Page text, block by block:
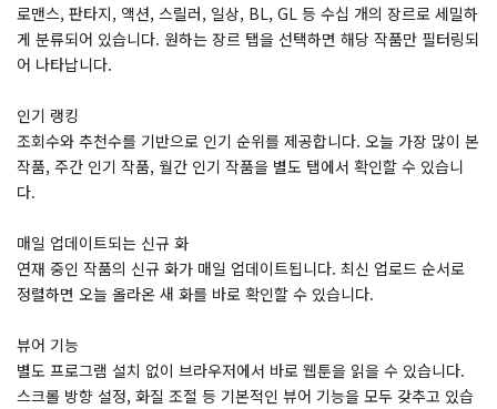
로맨스, 판타지, 액션, 스릴러, 일상, BL, GL 등 수십 개의 장르로 세밀하
게 분류되어 있습니다. 원하는 장르 탭을 선택하면 해당 작품만 필터링되
어 나타납니다.
인기 랭킹
조회수와 추천수를 기반으로 인기 순위를 제공합니다. 오늘 가장 많이 본
작품, 주간 인기 작품, 월간 인기 작품을 별도 탭에서 확인할 수 있습니
다.
매일 업데이트되는 신규 화
연재 중인 작품의 신규 화가 매일 업데이트됩니다. 최신 업로드 순서로
정렬하면 오늘 올라온 새 화를 바로 확인할 수 있습니다.
뷰어 기능
별도 프로그램 설치 없이 브라우저에서 바로 웹툰을 읽을 수 있습니다.
스크롤 방향 설정, 화질 조절 등 기본적인 뷰어 기능을 모두 갖추고 있습